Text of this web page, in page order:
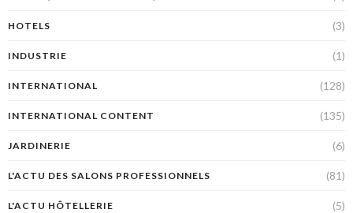
HOTELS (3)
INDUSTRIE (1)
INTERNATIONAL (128)
INTERNATIONAL CONTENT (135)
JARDINERIE (6)
L'ACTU DES SALONS PROFESSIONNELS (81)
L'ACTU HÔTELLERIE (5)